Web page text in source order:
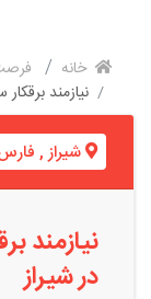
خانه
نیازمند
شیراز,
نیازمند
در شیراز